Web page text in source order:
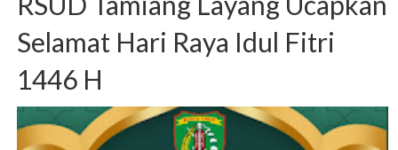
Selamat Hari Raya Idul Fitri
1446 H